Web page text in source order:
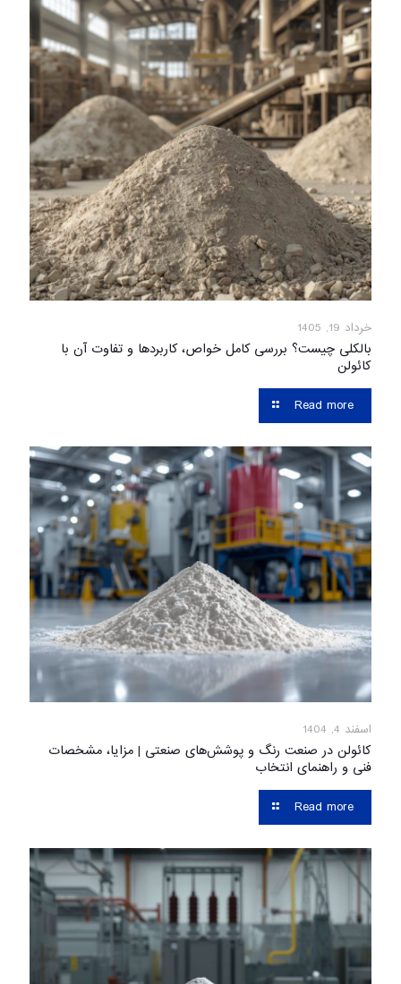
خرداد 19, 1405
بالکلی چیست؟ بررسی کامل خواص، کاربردها و تفاوت آن با
کائولن
Read more
اسفند 4, 1404
کائولن در صنعت رنگ و پوشش‌های صنعتی | مزایا، مشخصات
فنی و راهنمای انتخاب
Read more